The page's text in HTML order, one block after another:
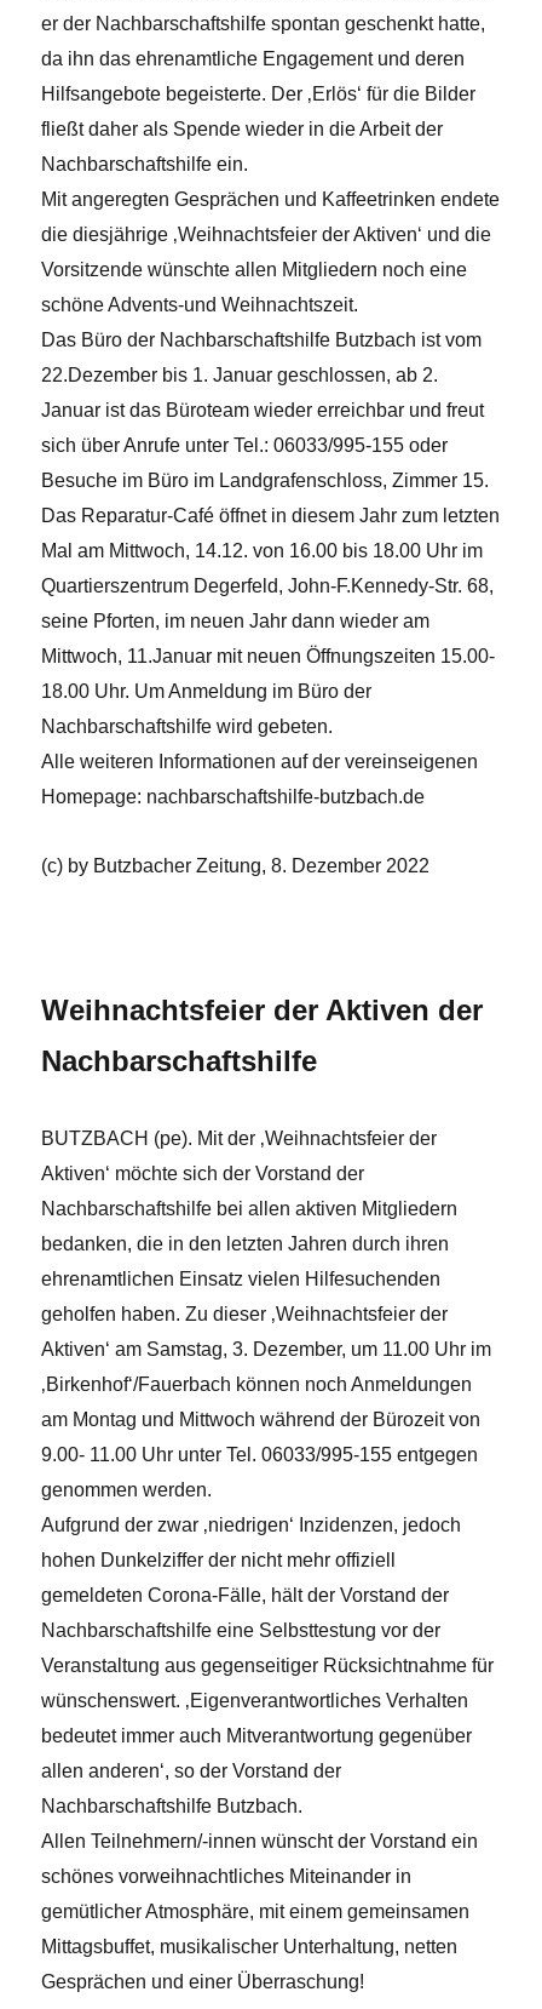
er der Nachbarschaftshilfe spontan geschenkt hatte,
da ihn das ehrenamtliche Engagement und deren
Hilfsangebote begeisterte. Der ‚Erlös‘ für die Bilder
fließt daher als Spende wieder in die Arbeit der
Nachbarschaftshilfe ein.
Mit angeregten Gesprächen und Kaffeetrinken endete
die diesjährige ‚Weihnachtsfeier der Aktiven‘ und die
Vorsitzende wünschte allen Mitgliedern noch eine
schöne Advents-und Weihnachtszeit.
Das Büro der Nachbarschaftshilfe Butzbach ist vom
22.Dezember bis 1. Januar geschlossen, ab 2.
Januar ist das Büroteam wieder erreichbar und freut
sich über Anrufe unter Tel.: 06033/995-155 oder
Besuche im Büro im Landgrafenschloss, Zimmer 15.
Das Reparatur-Café öffnet in diesem Jahr zum letzten
Mal am Mittwoch, 14.12. von 16.00 bis 18.00 Uhr im
Quartierszentrum Degerfeld, John-F.Kennedy-Str. 68,
seine Pforten, im neuen Jahr dann wieder am
Mittwoch, 11.Januar mit neuen Öffnungszeiten 15.00-
18.00 Uhr. Um Anmeldung im Büro der
Nachbarschaftshilfe wird gebeten.
Alle weiteren Informationen auf der vereinseigenen
Homepage: nachbarschaftshilfe-butzbach.de
(c) by Butzbacher Zeitung, 8. Dezember 2022
Weihnachtsfeier der Aktiven der
Nachbarschaftshilfe
BUTZBACH (pe). Mit der ‚Weihnachtsfeier der
Aktiven‘ möchte sich der Vorstand der
Nachbarschaftshilfe bei allen aktiven Mitgliedern
bedanken, die in den letzten Jahren durch ihren
ehrenamtlichen Einsatz vielen Hilfesuchenden
geholfen haben. Zu dieser ‚Weihnachtsfeier der
Aktiven‘am Samstag, 3. Dezember, um 11.00 Uhr im
‚Birkenhof‘/Fauerbach können noch Anmeldungen
am Montag und Mittwoch während der Bürozeit von
9.00- 11.00 Uhr unter Tel.06033/995-155 entgegen
genommen werden.
Aufgrund der zwar ‚niedrigen‘ Inzidenzen, jedoch
hohen Dunkelziffer der nicht mehr offiziell
gemeldeten Corona-Fälle, hält der Vorstand der
Nachbarschaftshilfe eine Selbsttestung vor der
Veranstaltung aus gegenseitiger Rücksichtnahme für
wünschenswert. ‚Eigenverantwortliches Verhalten
bedeutet immer auch Mitverantwortung gegenüber
allen anderen‘, so der Vorstand der
Nachbarschaftshilfe Butzbach.
Allen Teilnehmern/-innen wünscht der Vorstand ein
schönes vorweihnachtliches Miteinander in
gemütlicher Atmosphäre, mit einem gemeinsamen
Mittagsbuffet, musikalischer Unterhaltung, netten
Gesprächen und einer Überraschung!